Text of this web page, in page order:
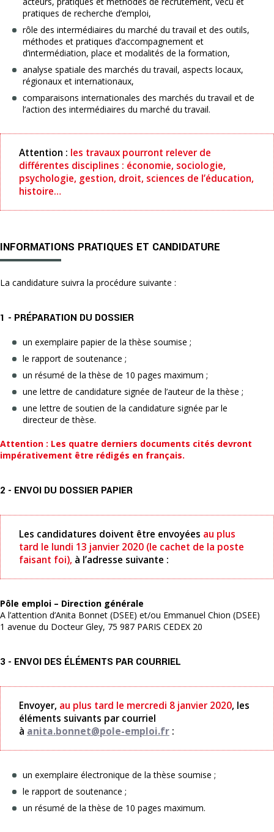
pratiques de recherche d’emploi,
rôle des intermédiaires du marché du travail et des outils,
méthodes et pratiques d’accompagnement et
d’intermédiation, place et modalités de la formation,
analyse spatiale des marchés du travail, aspects locaux,
régionaux et internationaux,
comparaisons internationales des marchés du travail et de
l’action des intermédiaires du marché du travail.
Attention : les travaux pourront relever de
différentes disciplines : économie, sociologie,
psychologie, gestion, droit, sciences de l’éducation,
histoire…
INFORMATIONS PRATIQUES ET CANDIDATURE
La candidature suivra la procédure suivante :
1 - PRÉPARATION DU DOSSIER
un exemplaire papier de la thèse soumise ;
le rapport de soutenance ;
un résumé de la thèse de 10 pages maximum ;
une lettre de candidature signée de l’auteur de la thèse ;
une lettre de soutien de la candidature signée par le
directeur de thèse.
Attention : Les quatre derniers documents cités devront
impérativement être rédigés en français.
2 - ENVOI DU DOSSIER PAPIER
Les candidatures doivent être envoyées au plus
tard le lundi 13 janvier 2020 (le cachet de la poste
faisant foi), à l’adresse suivante :
Pôle emploi – Direction générale
A l’attention d’Anita Bonnet (DSEE) et/ou Emmanuel Chion (DSEE)
1 avenue du Docteur Gley, 75 987 PARIS CEDEX 20
3 - ENVOI DES ÉLÉMENTS PAR COURRIEL
Envoyer, au plus tard le mercredi 8 janvier 2020, les
éléments suivants par courriel
à anita.bonnet@pole-emploi.fr :
un exemplaire électronique de la thèse soumise ;
le rapport de soutenance ;
un résumé de la thèse de 10 pages maximum.